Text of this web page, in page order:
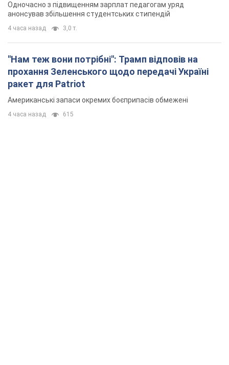
Одночасно з підвищенням зарплат педагогам уряд
анонсував збільшення студентських стипендій
4 часа назад 3,0 т.
"Нам теж вони потрібні": Трамп відповів на
прохання Зеленського щодо передачі Україні
ракет для Patriot
Американські запаси окремих боєприпасів обмежені
4 часа назад 615